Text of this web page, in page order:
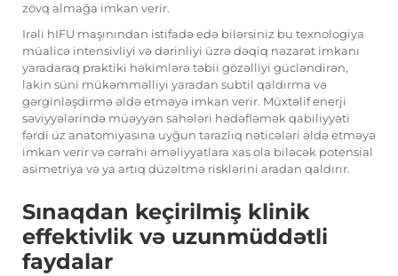
zövq almağa imkan verir.
Irəli hIFU maşınından istifadə edə bilərsiniz bu texnologiya
müalicə intensivliyi və dərinliyi üzrə dəqiq nəzarət imkanı
yaradaraq praktiki həkimlərə təbii gözəlliyi gücləndirən,
lakin süni mükəmməlliyi yaradan subtil qaldırma və
gərginləşdirmə əldə etməyə imkan verir. Müxtəlif enerji
səviyyələrində müəyyən sahələri hədəfləmək qabiliyyəti
fərdi üz anatomiyasına uyğun tarazlıq nəticələri əldə etməyə
imkan verir və cərrahi əməliyyatlara xas ola biləcək potensial
asimetriya və ya artıq düzəltmə risklərini aradan qaldırır.
Sınaqdan keçirilmiş klinik
effektivlik və uzunmüddətli
faydalar